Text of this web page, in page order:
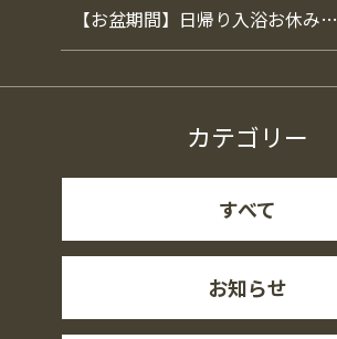
【お盆期間】日帰り入浴お休み…
カテゴリー
すべて
お知らせ